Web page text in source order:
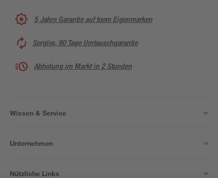
5 Jahre Garantie auf toom Eigenmarken
Sorglos, 90 Tage Umtauschgarantie
Abholung im Markt in 2 Stunden
Wissen & Service
Unternehmen
Nützliche Links